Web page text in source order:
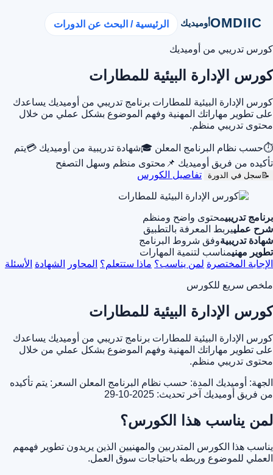
OMDIICأوميديك الرئيسية / البحث عن الدورات
كورس تدريبي من أوميديك
كورس الإدارة البيئية للمطارات
كورس الإدارة البيئية للمطارات برنامج تدريبي من أوميديك يساعدك
على تطوير مهاراتك المهنية وفهم الموضوع بشكل عملي من خلال
محتوى تدريبي منظم.
⏱حسب نظام البرنامج المعلن 🎓شهادة تدريبية من أوميديك 💳يتم
تأكيده من فريق أوميديك 📌 محتوى منظم وسهل التصفح
📝 سجل في الدورة تفاصيل الكورس
برنامج تدريبيمحتوى واضح ومنظم
شرح عملييربط المعرفة بالتطبيق
شهادة تدريبيةوفق شروط البرنامج
تطوير مهنيمناسب لتنمية المهارات
الإجابة المختصرة لمن يناسب؟ ماذا ستتعلم؟ المحاور الشهادة الأسئلة
ملخص سريع للكورس
كورس الإدارة البيئية للمطارات
كورس الإدارة البيئية للمطارات برنامج تدريبي من أوميديك يساعدك
على تطوير مهاراتك المهنية وفهم الموضوع بشكل عملي من خلال
محتوى تدريبي منظم.
الجهة: أوميديك المدة: حسب نظام البرنامج المعلن السعر: يتم تأكيده
من فريق أوميديك آخر تحديث: 2025-10-29
لمن يناسب هذا الكورس؟
يناسب هذا الكورس المتدربين والمهنيين الذين يريدون تطوير فهمهم
العملي للموضوع وربطه باحتياجات سوق العمل.